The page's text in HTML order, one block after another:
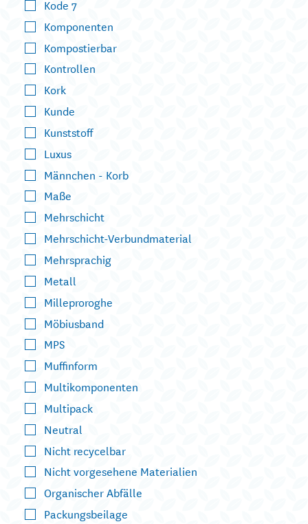
Kode 7
Komponenten
Kompostierbar
Kontrollen
Kork
Kunde
Kunststoff
Luxus
Männchen - Korb
Maße
Mehrschicht
Mehrschicht-Verbundmaterial
Mehrsprachig
Metall
Milleproroghe
Möbiusband
MPS
Muffinform
Multikomponenten
Multipack
Neutral
Nicht recycelbar
Nicht vorgesehene Materialien
Organischer Abfälle
Packungsbeilage